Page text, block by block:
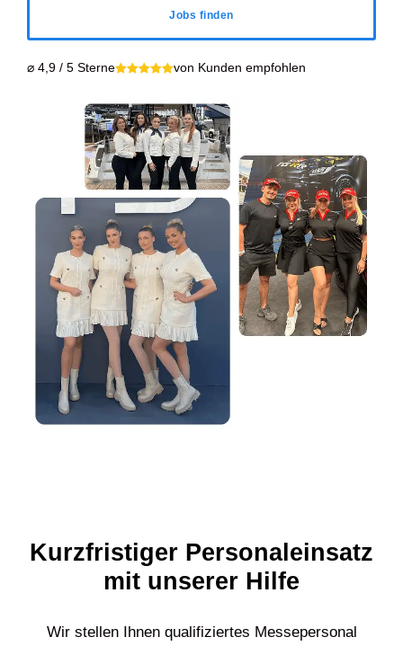
Jobs finden
⌀ 4,9 / 5 Sterne von Kunden empfohlen
Kurzfristiger Personaleinsatz
mit unserer Hilfe
Wir stellen Ihnen qualifiziertes Messepersonal